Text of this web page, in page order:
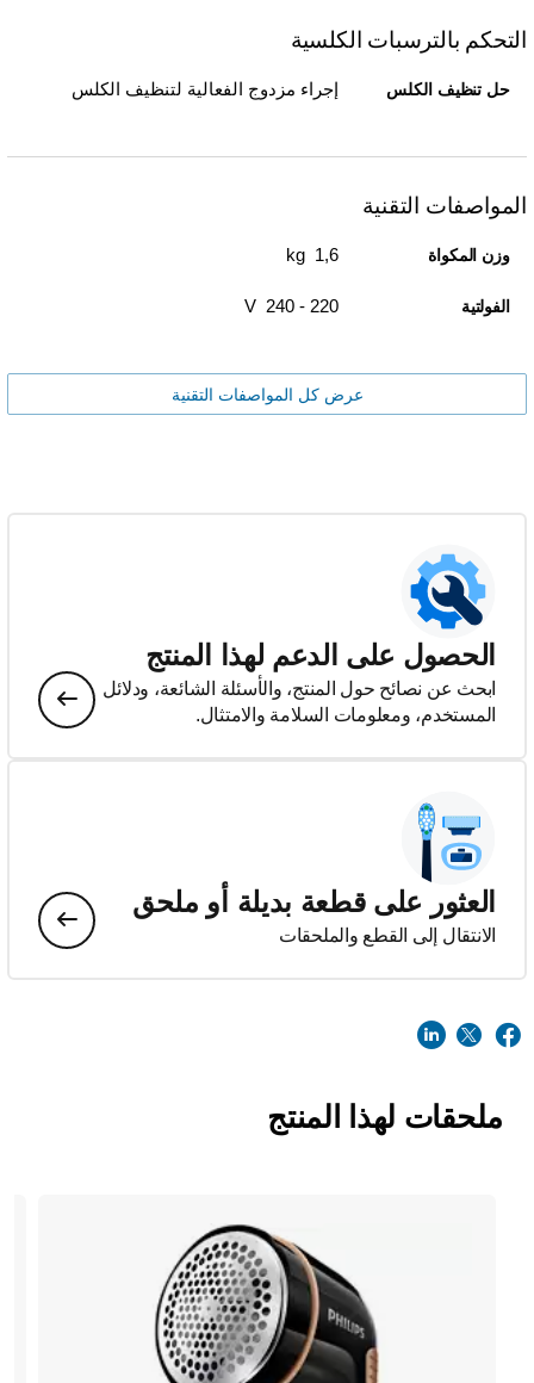
التحكم بالترسبات الكلسية
حل تنظيف الكلس إجراء مزدوج الفعالية لتنظيف الكلس
المواصفات التقنية
وزن المكواة 1,6 kg
الفولتية 220 - 240 V
عرض كل المواصفات التقنية
الحصول على الدعم لهذا المنتج
ابحث عن نصائح حول المنتج، والأسئلة الشائعة، ودلائل
المستخدم، ومعلومات السلامة والامتثال.
العثور على قطعة بديلة أو ملحق
الانتقال إلى القطع والملحقات
ملحقات لهذا المنتج